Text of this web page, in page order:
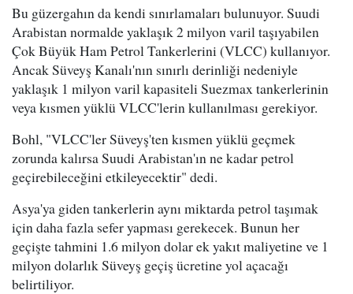
Bu güzergahın da kendi sınırlamaları bulunuyor. Suudi
Arabistan normalde yaklaşık 2 milyon varil taşıyabilen
Çok Büyük Ham Petrol Tankerlerini (VLCC) kullanıyor.
Ancak Süveyş Kanalı'nın sınırlı derinliği nedeniyle
yaklaşık 1 milyon varil kapasiteli Suezmax tankerlerinin
veya kısmen yüklü VLCC'lerin kullanılması gerekiyor.
Bohl, "VLCC'ler Süveyş'ten kısmen yüklü geçmek
zorunda kalırsa Suudi Arabistan'ın ne kadar petrol
geçirebileceğini etkileyecektir" dedi.
Asya'ya giden tankerlerin aynı miktarda petrol taşımak
için daha fazla sefer yapması gerekecek. Bunun her
geçişte tahmini 1.6 milyon dolar ek yakıt maliyetine ve 1
milyon dolarlık Süveyş geçiş ücretine yol açacağı
belirtiliyor.